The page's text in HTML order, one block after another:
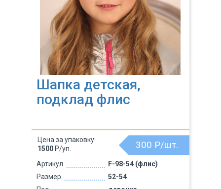
Шапка детская,
подклад флис
Артикул
F-98-54 (флис)
Размер
52-54
300 Р/шт.
Цена за упаковку:
1500 Р/уп.